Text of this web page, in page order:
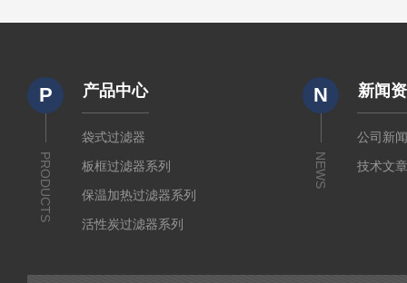
P
PRODUCTS
产品中心
袋式过滤器
板框过滤器系列
保温加热过滤器系列
活性炭过滤器系列
N
NEWS
新闻
公司新
技术文